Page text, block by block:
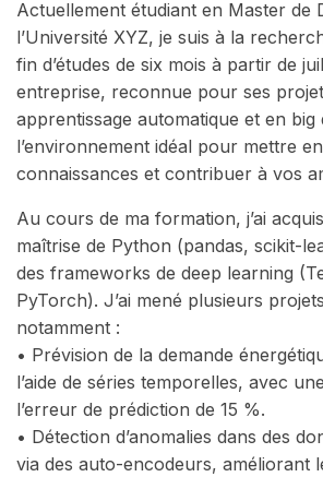
Actuellement étudiant en Master de
l’Université XYZ, je suis à la
fin d’études de six mois à partir de
entreprise, reconnue pour ses
apprentissage automatique et en big
l’environnement idéal pour mettre
connaissances et contribuer à vos
Au cours de ma formation, j’ai
maîtrise de Python (pandas, scikit-
des frameworks de deep learning
PyTorch). J’ai mené plusieurs
notamment :
• Prévision de la demande
l’aide de séries temporelles, avec
l’erreur de prédiction de 15 %.
• Détection d’anomalies dans des
via des auto-encodeurs, améliorant